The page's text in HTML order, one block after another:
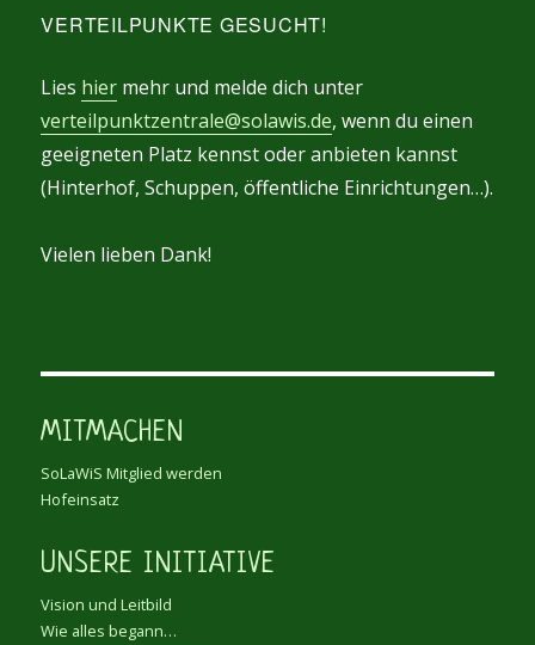
VERTEILPUNKTE GESUCHT!
Lies hier mehr und melde dich unter
verteilpunktzentrale@solawis.de, wenn du einen
geeigneten Platz kennst oder anbieten kannst
(Hinterhof, Schuppen, öffentliche Einrichtungen…).
Vielen lieben Dank!
MITMACHEN
SoLaWiS Mitglied werden
Hofeinsatz
UNSERE INITIATIVE
Vision und Leitbild
Wie alles begann…